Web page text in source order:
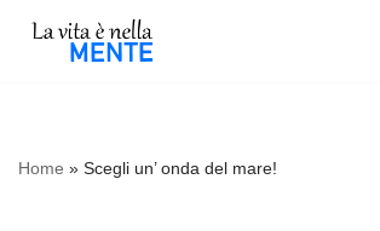
Home » Scegli un’ onda del mare!